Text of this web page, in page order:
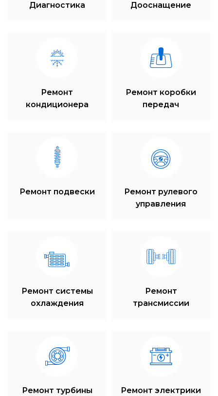
Диагностика Дооснащение
Ремонт
кондиционера
Ремонт коробки
передач
Ремонт подвески
Ремонт рулевого
управления
Ремонт системы
охлаждения
Ремонт
трансмиссии
Ремонт турбины Ремонт электрики